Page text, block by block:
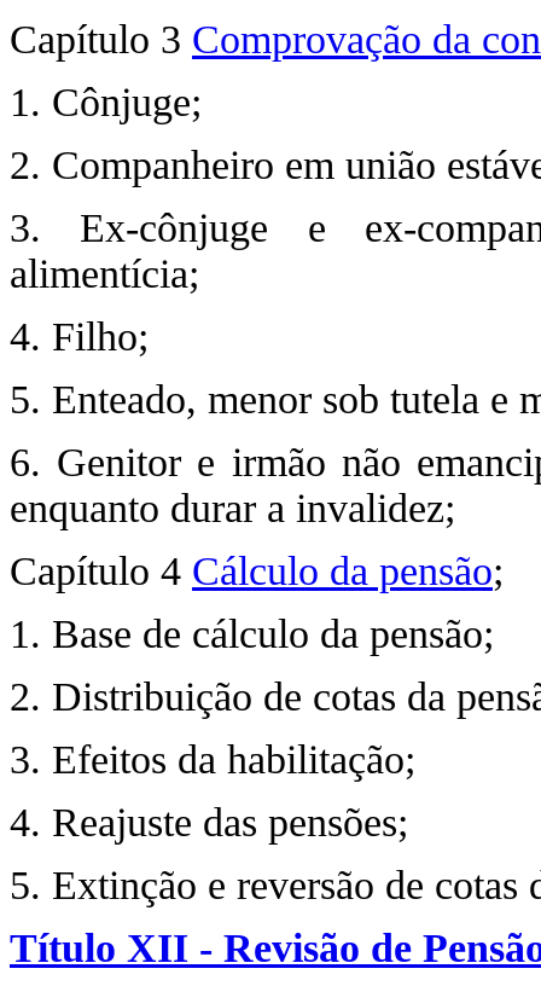
Capítulo 3 Comprovação da
1. Cônjuge;
2. Companheiro em união
3. Ex-cônjuge e ex-
alimentícia;
4. Filho;
5. Enteado, menor sob tutela e
6. Genitor e irmão não
enquanto durar a invalidez;
Capítulo 4 Cálculo da pensão;
1. Base de cálculo da pensão;
2. Distribuição de cotas da
3. Efeitos da habilitação;
4. Reajuste das pensões;
5. Extinção e reversão de cotas
Título XII - Revisão de